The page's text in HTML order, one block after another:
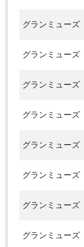
グランミューズ
グランミューズ
グランミューズ
グランミューズ
グランミューズ
グランミューズ
グランミューズ
グランミューズ